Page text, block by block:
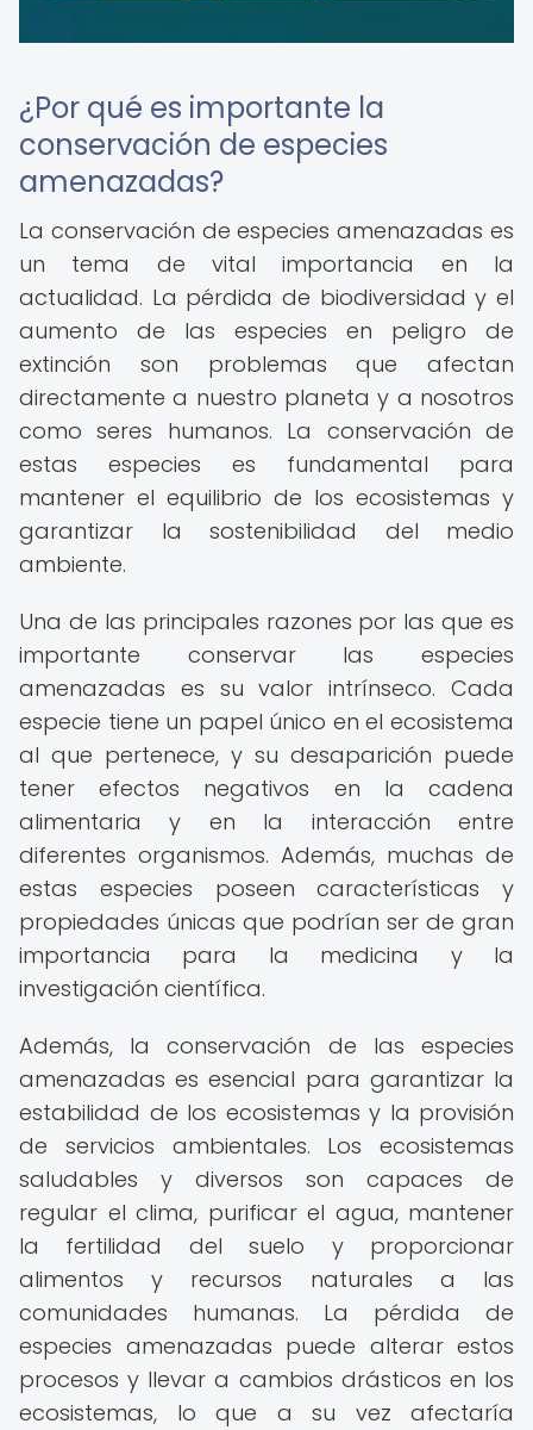
¿Por qué es importante la
conservación de especies
amenazadas?
La conservación de especies amenazadas es
un tema de vital importancia en la
actualidad. La pérdida de biodiversidad y el
aumento de las especies en peligro de
extinción son problemas que afectan
directamente a nuestro planeta y a nosotros
como seres humanos. La conservación de
estas especies es fundamental para
mantener el equilibrio de los ecosistemas y
garantizar la sostenibilidad del medio
ambiente.
Una de las principales razones por las que es
importante conservar las especies
amenazadas es su valor intrínseco. Cada
especie tiene un papel único en el ecosistema
al que pertenece, y su desaparición puede
tener efectos negativos en la cadena
alimentaria y en la interacción entre
diferentes organismos. Además, muchas de
estas especies poseen características y
propiedades únicas que podrían ser de gran
importancia para la medicina y la
investigación científica.
Además, la conservación de las especies
amenazadas es esencial para garantizar la
estabilidad de los ecosistemas y la provisión
de servicios ambientales. Los ecosistemas
saludables y diversos son capaces de
regular el clima, purificar el agua, mantener
la fertilidad del suelo y proporcionar
alimentos y recursos naturales a las
comunidades humanas. La pérdida de
especies amenazadas puede alterar estos
procesos y llevar a cambios drásticos en los
ecosistemas, lo que a su vez afectaría